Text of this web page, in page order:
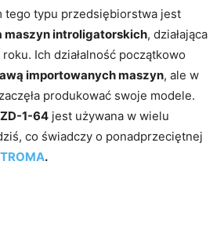
tego typu przedsiębiorstwa jest
maszyn introligatorskich, działająca
Ich działalność początkowo
importowanych maszyn, ale w
produkować swoje modele.
ZD-1-64 jest używana w wielu
co świadczy o ponadprzeciętnej
.